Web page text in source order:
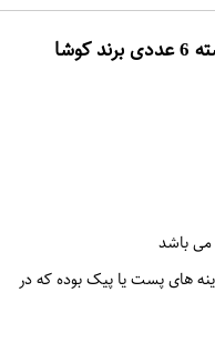
می باشد
های پست یا پیک بوده که در